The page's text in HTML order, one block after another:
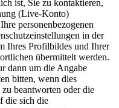
ist, Sie zu kontaktieren,
(Live-Konto)
personenbezogenen
in der
Ihres Profilbildes und Ihrer
übermittelt werden.
dann um die Angabe
bitten, wenn dies
beantworten oder die
die sich die